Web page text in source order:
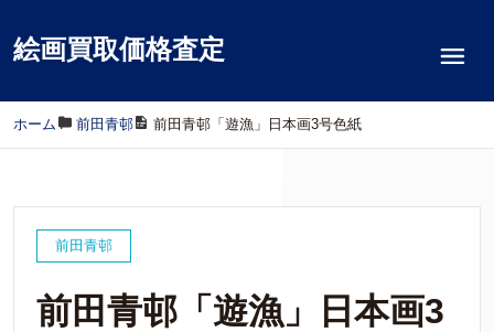
絵画買取価格査定
ホーム / 前田青邨/ 前田青邨「遊漁」日本画3号色紙
前田青邨
前田青邨「遊漁」日本画3